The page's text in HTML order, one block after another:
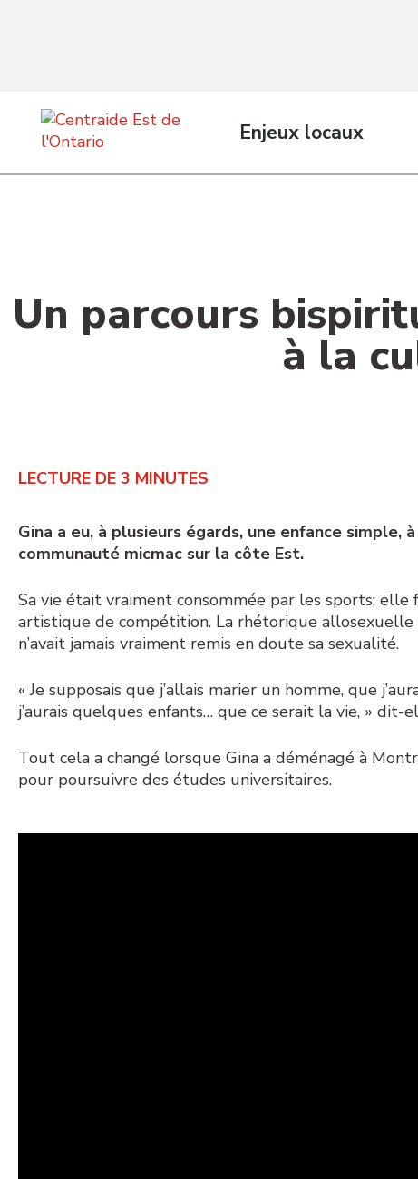
Enjeux locaux
Un parcours
à la
LECTURE DE 3 MINUTES
Gina a eu, à plusieurs égards, une enfance simple,
communauté micmac sur la côte Est.
Sa vie était vraiment consommée par les sports;
artistique de compétition. La rhétorique allosexuelle
n’avait jamais vraiment remis en doute sa sexualité.
« Je supposais que j’allais marier un homme, que
j’aurais quelques enfants… que ce serait la vie, » dit-
Tout cela a changé lorsque Gina a déménagé à
pour poursuivre des études universitaires.